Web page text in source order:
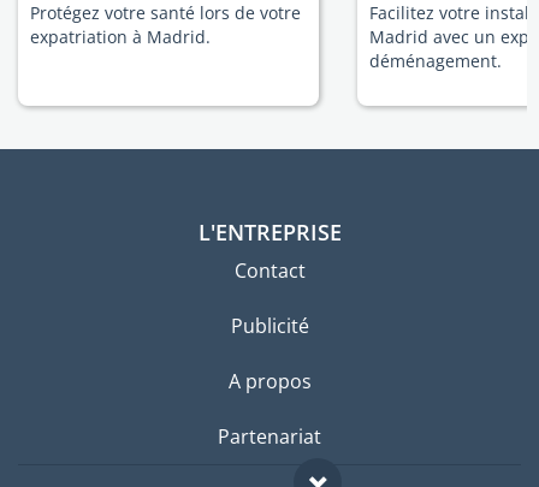
Protégez votre santé lors de votre
expatriation à Madrid.
Facilitez votre
Madrid avec un
déménagement.
L'ENTREPRISE
Contact
Publicité
A propos
Partenariat